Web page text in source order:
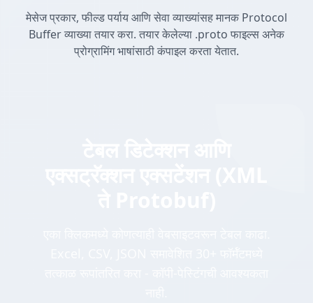
मेसेज प्रकार, फील्ड पर्याय आणि सेवा व्याख्यांसह मानक Protocol
Buffer व्याख्या तयार करा. तयार केलेल्या .proto फाइल्स अनेक
प्रोग्रामिंग भाषांसाठी कंपाइल करता येतात.